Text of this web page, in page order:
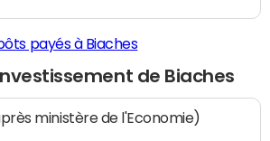
payés à Biaches
de Biaches
ministère de l'Economie)